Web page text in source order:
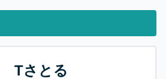
Tさとる